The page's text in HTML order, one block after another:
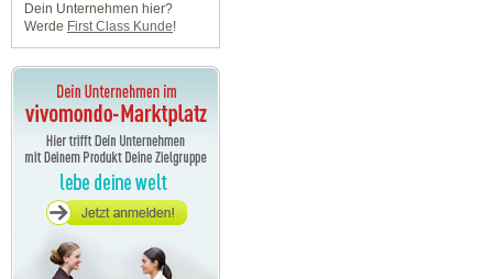
Dein Unternehmen hier?
Werde First Class Kunde!